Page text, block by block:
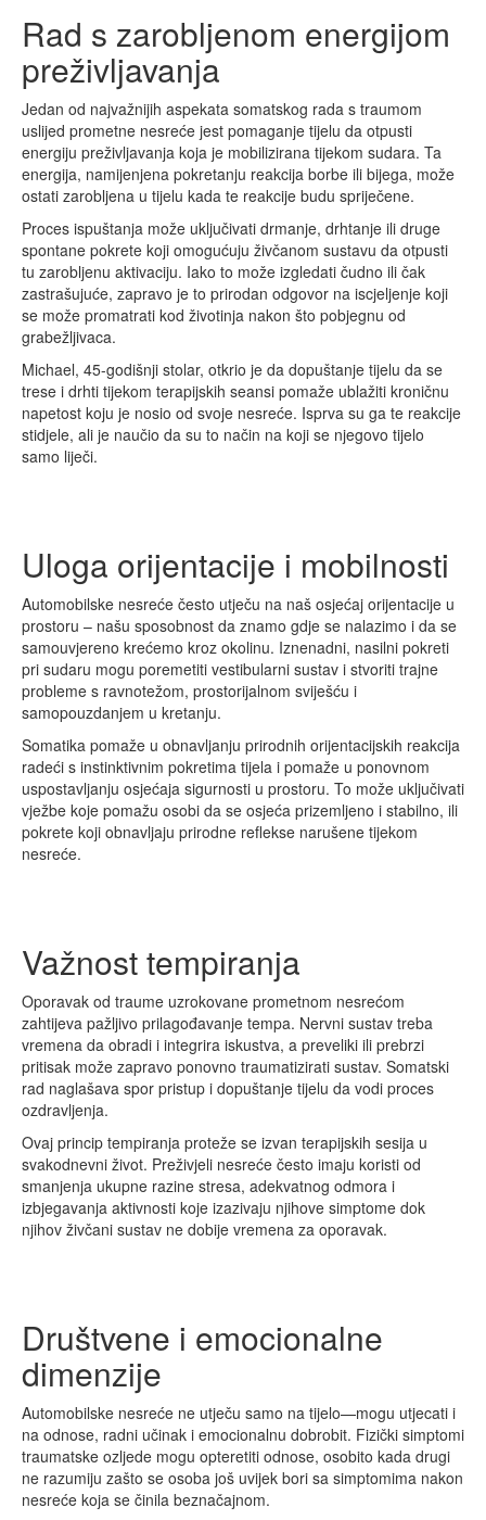
Rad s zarobljenom energijom
preživljavanja
Jedan od najvažnijih aspekata somatskog rada s traumom
uslijed prometne nesreće jest pomaganje tijelu da otpusti
energiju preživljavanja koja je mobilizirana tijekom sudara. Ta
energija, namijenjena pokretanju reakcija borbe ili bijega, može
ostati zarobljena u tijelu kada te reakcije budu spriječene.
Proces ispuštanja može uključivati drmanje, drhtanje ili druge
spontane pokrete koji omogućuju živčanom sustavu da otpusti
tu zarobljenu aktivaciju. Iako to može izgledati čudno ili čak
zastrašujuće, zapravo je to prirodan odgovor na iscjeljenje koji
se može promatrati kod životinja nakon što pobjegnu od
grabežljivaca.
Michael, 45-godišnji stolar, otkrio je da dopuštanje tijelu da se
trese i drhti tijekom terapijskih seansi pomaže ublažiti kroničnu
napetost koju je nosio od svoje nesreće. Isprva su ga te reakcije
stidjele, ali je naučio da su to način na koji se njegovo tijelo
samo liječi.
Uloga orijentacije i mobilnosti
Automobilske nesreće često utječu na naš osjećaj orijentacije u
prostoru – našu sposobnost da znamo gdje se nalazimo i da se
samouvjereno krećemo kroz okolinu. Iznenadni, nasilni pokreti
pri sudaru mogu poremetiti vestibularni sustav i stvoriti trajne
probleme s ravnotežom, prostorijalnom sviješću i
samopouzdanjem u kretanju.
Somatika pomaže u obnavljanju prirodnih orijentacijskih reakcija
radeći s instinktivnim pokretima tijela i pomaže u ponovnom
uspostavljanju osjećaja sigurnosti u prostoru. To može uključivati
vježbe koje pomažu osobi da se osjeća prizemljeno i stabilno, ili
pokrete koji obnavljaju prirodne reflekse narušene tijekom
nesreće.
Važnost tempiranja
Oporavak od traume uzrokovane prometnom nesrećom
zahtijeva pažljivo prilagođavanje tempa. Nervni sustav treba
vremena da obradi i integrira iskustva, a preveliki ili prebrzi
pritisak može zapravo ponovno traumatizirati sustav. Somatski
rad naglašava spor pristup i dopuštanje tijelu da vodi proces
ozdravljenja.
Ovaj princip tempiranja proteže se izvan terapijskih sesija u
svakodnevni život. Preživjeli nesreće često imaju koristi od
smanjenja ukupne razine stresa, adekvatnog odmora i
izbjegavanja aktivnosti koje izazivaju njihove simptome dok
njihov živčani sustav ne dobije vremena za oporavak.
Društvene i emocionalne
dimenzije
Automobilske nesreće ne utječu samo na tijelo—mogu utjecati i
na odnose, radni učinak i emocionalnu dobrobit. Fizički simptomi
traumatske ozljede mogu opteretiti odnose, osobito kada drugi
ne razumiju zašto se osoba još uvijek bori sa simptomima nakon
nesreće koja se činila beznačajnom.